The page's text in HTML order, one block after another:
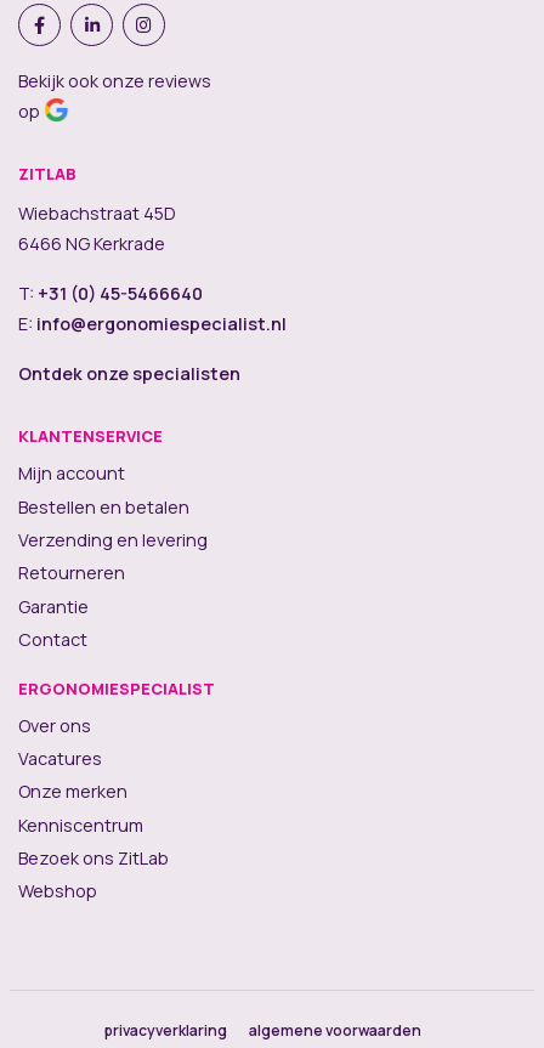
Bekijk ook onze reviews
op
ZITLAB
Wiebachstraat 45D
6466 NG Kerkrade
T: +31 (0) 45-5466640
E: info@ergonomiespecialist.nl
Ontdek onze specialisten
KLANTENSERVICE
Mijn account
Bestellen en betalen
Verzending en levering
Retourneren
Garantie
Contact
ERGONOMIESPECIALIST
Over ons
Vacatures
Onze merken
Kenniscentrum
Bezoek ons ZitLab
Webshop
privacyverklaring
algemene voorwaarden